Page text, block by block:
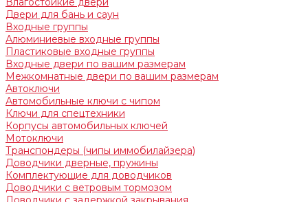
Двери для бань и саун
Входные группы
Алюминиевые входные группы
Пластиковые входные группы
Входные двери по вашим размерам
Межкомнатные двери по вашим размерам
Автоключи
Автомобильные ключи с чипом
Ключи для спецтехники
Корпусы автомобильных ключей
Мотоключи
Транспондеры (чипы иммобилайзера)
Доводчики дверные, пружины
Комплектующие для доводчиков
Доводчики с ветровым тормозом